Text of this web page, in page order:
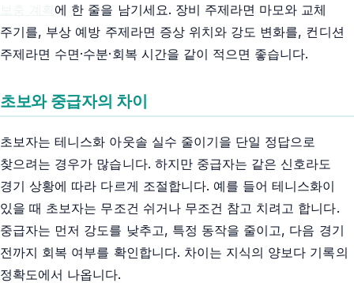
에 한 줄을 남기세요. 장비 주제라면 마모와 교체
주기를, 부상 예방 주제라면 증상 위치와 강도 변화를, 컨디션
주제라면 수면·수분·회복 시간을 같이 적으면 좋습니다.
초보와 중급자의 차이
초보자는 테니스화 아웃솔 실수 줄이기을 단일 정답으로
찾으려는 경우가 많습니다. 하지만 중급자는 같은 신호라도
경기 상황에 따라 다르게 조절합니다. 예를 들어 테니스화이
있을 때 초보자는 무조건 쉬거나 무조건 참고 치려고 합니다.
중급자는 먼저 강도를 낮추고, 특정 동작을 줄이고, 다음 경기
전까지 회복 여부를 확인합니다. 차이는 지식의 양보다 기록의
정확도에서 나옵니다.